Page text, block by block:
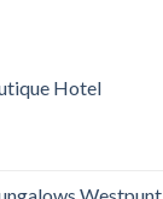
Hotel
Westpunt